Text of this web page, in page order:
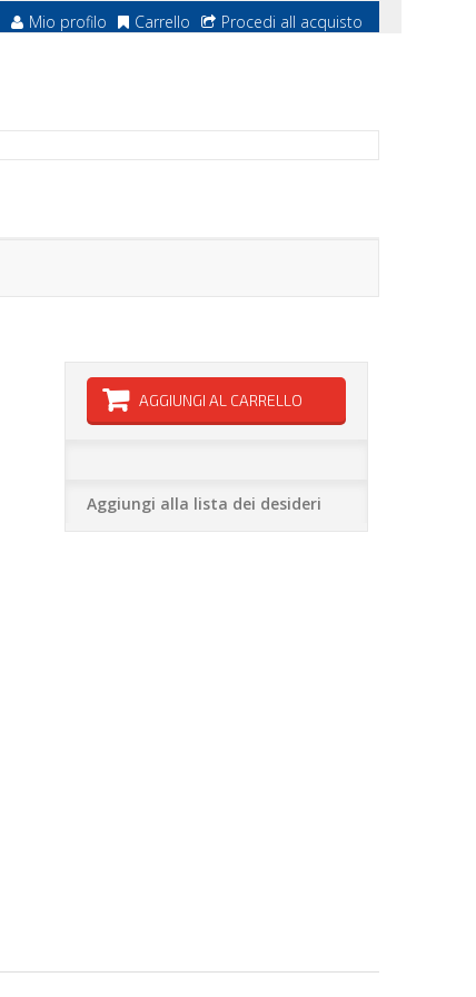
Mio profilo Carrello Procedi all acquisto
AGGIUNGI AL CARRELLO
Aggiungi alla lista dei desideri